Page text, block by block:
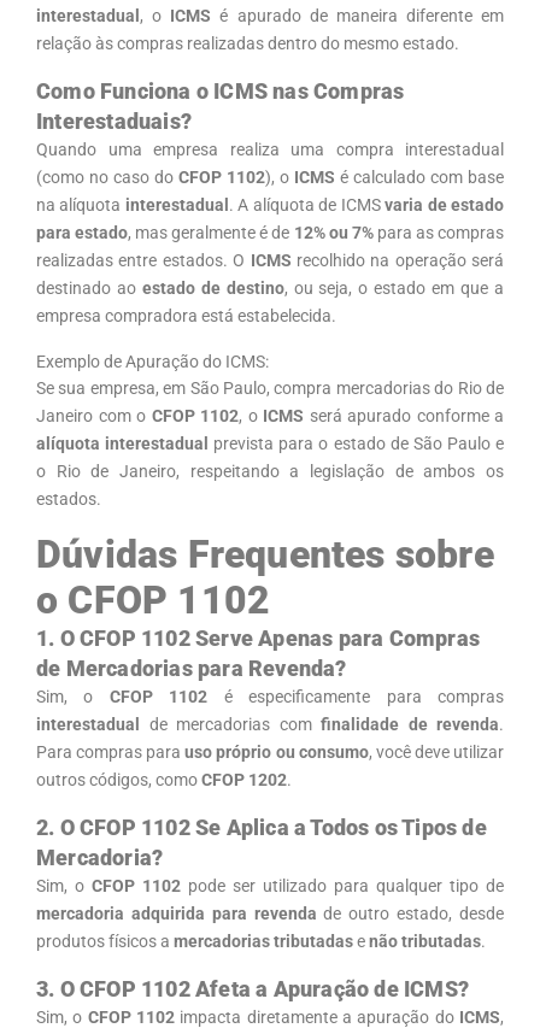
interestadual , o ICMS é apurado de maneira diferente em
relação às compras realizadas dentro do mesmo estado.
Como Funciona o ICMS nas Compras
Interestaduais?
Quando uma empresa realiza uma compra interestadual
(como no caso do CFOP 1102), o ICMS é calculado com base
na alíquota interestadual . A alíquota de ICMSvaria de estado
para estado, mas geralmente é de 12% ou 7%para as compras
realizadas entre estados. O ICMS recolhido na operação será
destinado ao estado de destino, ou seja, o estado em que a
empresa compradora está estabelecida.
Exemplo de Apuração do ICMS:
Se sua empresa, em São Paulo, compra mercadorias do Rio de
Janeiro com o CFOP 1102, o ICMS será apurado conforme a
alíquota interestadual
prevista para o estado de São Paulo e
o Rio de Janeiro, respeitando a legislação de ambos os
estados.
Dúvidas Frequentes sobre
o CFOP 1102
1. O CFOP 1102 Serve Apenas para Compras
de Mercadorias para Revenda?
Sim, o CFOP 1102 é especificamente para compras
interestadual
de mercadorias com finalidade de revenda.
Para compras parauso próprio ou consumo, você deve utilizar
outros códigos, comoCFOP 1202.
2. O CFOP 1102 Se Aplica a Todos os Tipos de
Mercadoria?
Sim, o CFOP 1102 pode ser utilizado para qualquer tipo de
mercadoria adquirida para revenda de outro estado, desde
produtos físicos a mercadorias tributadasenão tributadas.
3. O CFOP 1102 Afeta a Apuração de ICMS?
Sim, o CFOP 1102 impacta diretamente a apuração do ICMS,